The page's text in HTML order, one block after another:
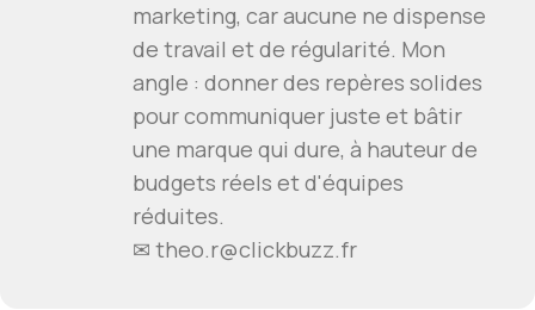
marketing, car aucune ne dispense
de travail et de régularité. Mon
angle : donner des repères solides
pour communiquer juste et bâtir
une marque qui dure, à hauteur de
budgets réels et d'équipes
réduites.
✉ theo.r@clickbuzz.fr